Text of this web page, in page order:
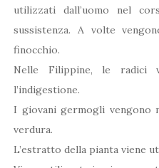
utilizzati dall’uomo nel
sussistenza. A volte
finocchio.
Nelle Filippine, le radici
l’indigestione.
I giovani germogli vengono
verdura.
L’estratto della pianta viene